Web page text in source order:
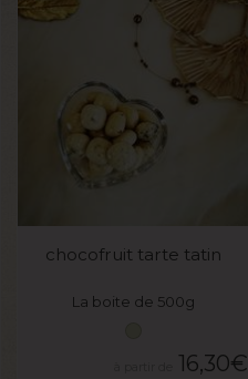
chocofruit tarte tatin
La boite de 500g
16,30€